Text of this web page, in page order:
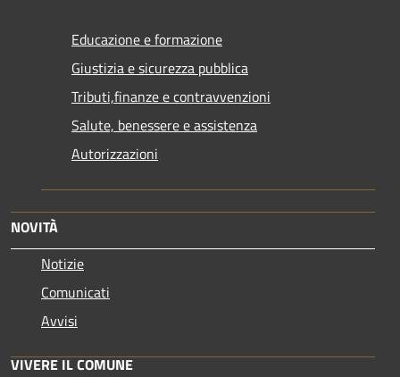
Educazione e formazione
Giustizia e sicurezza pubblica
Tributi,finanze e contravvenzioni
Salute, benessere e assistenza
Autorizzazioni
NOVITÀ
Notizie
Comunicati
Avvisi
VIVERE IL COMUNE